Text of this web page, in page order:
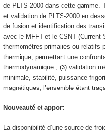
de PLTS-2000 dans cette gamme.
et validation de PLTS-2000 en
de fusion et identification des
avec le MFFT et le CSNT (Current
thermomètres primaires ou relatifs
thermique, permettant une
thermodynamique ; (3) validation
minimale, stabilité, puissance
magnétiques, l’ensemble étant
Nouveauté et apport
La disponibilité d’une source de